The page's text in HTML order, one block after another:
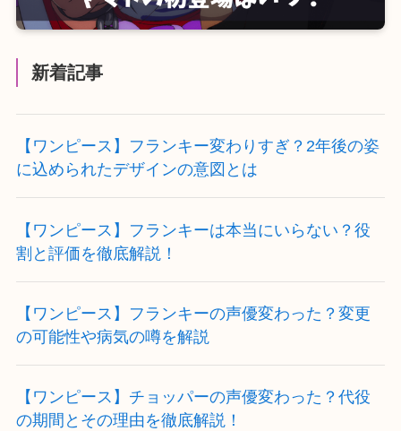
新着記事
【ワンピース】フランキー変わりすぎ？2年後の姿
に込められたデザインの意図とは
【ワンピース】フランキーは本当にいらない？役
割と評価を徹底解説！
【ワンピース】フランキーの声優変わった？変更
の可能性や病気の噂を解説
【ワンピース】チョッパーの声優変わった？代役
の期間とその理由を徹底解説！